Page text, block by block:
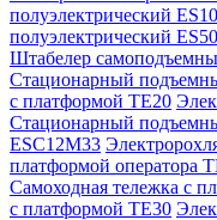
полуэлектрический
полуэлектрический
Штабелер
Стационарный
с платформой TE20
Стационарный
ESC12M33
платформой оператора
Самоходная тележка с
с платформой TE30